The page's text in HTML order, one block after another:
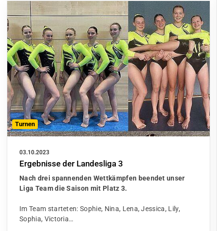
Turnen
03.10.2023
Ergebnisse der Landesliga 3
Nach drei spannenden Wettkämpfen beendet unser
Liga Team die Saison mit Platz 3.
Im Team starteten: Sophie, Nina, Lena, Jessica, Lily,
Sophia, Victoria…